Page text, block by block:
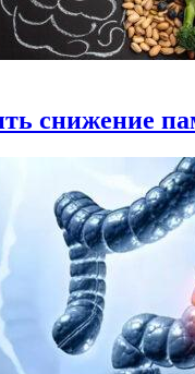
снижение